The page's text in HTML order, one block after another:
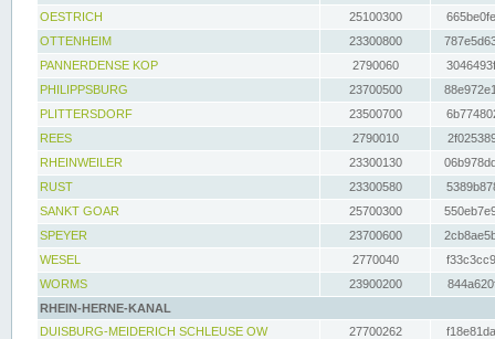
OESTRICH
25100300
OTTENHEIM
23300800
PANNERDENSE KOP
2790060
PHILIPPSBURG
23700500
PLITTERSDORF
23500700
REES
2790010
RHEINWEILER
23300130
RUST
23300580
SANKT GOAR
25700300
SPEYER
23700600
WESEL
2770040
WORMS
23900200
RHEIN-HERNE-KANAL
DUISBURG-MEIDERICH SCHLEUSE OW
27700262